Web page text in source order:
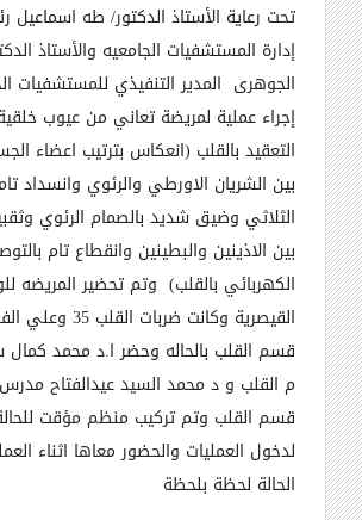
تحت رعاية الأستاذ الدكتور/ طه
إدارة المستشفيات الجامعيه والأستاذ
الجوهرى المدير التنفيذي للمستشفيات
إجراء عملية لمريضة تعاني من عيوب
التعقيد بالقلب (انعكاس بترتيب اعضاء
بين الشريان الاورطي والرئوي وانسداد
الثلاثي وضيق شديد بالصمام الرئوي
بين الاذينين والبطينين وانقطاع تام
الكهربائي بالقلب) وتم تحضير المريضه
القيصرية وكانت
قسم القلب بالحاله وحضر ا.د محمد كمال
م القلب و د محمد السيد عيدالفتاح
قسم القلب وتم تركيب منظم مؤقت
لدخول العمليات والحضور معاها اثناء
الحالة لحظة بلحظة